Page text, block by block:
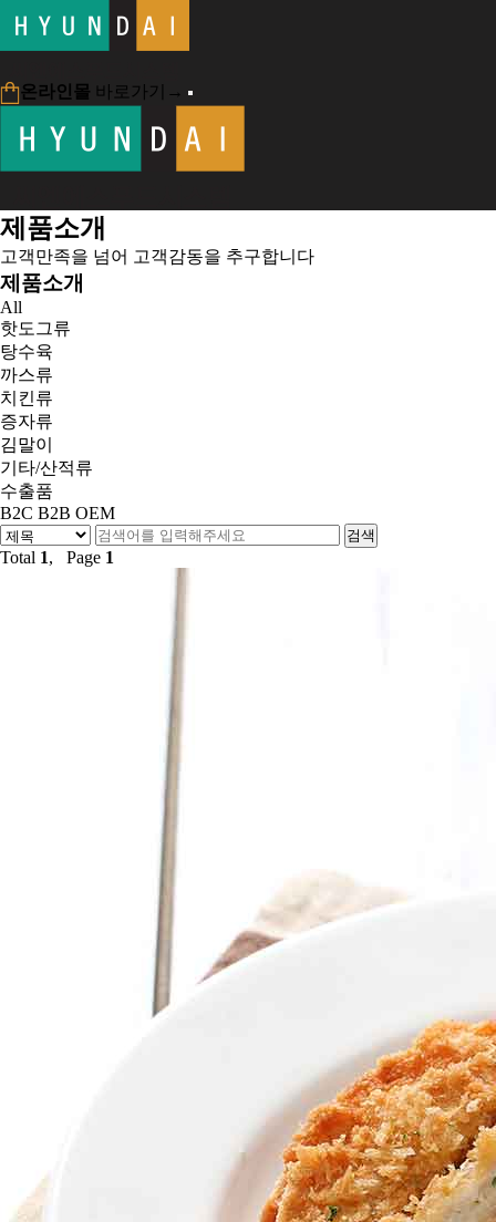
온라인몰 바로가기 →
제품소개
고객만족을 넘어 고객감동을 추구합니다
제품소개
All
핫도그류
탕수육
까스류
치킨류
증자류
김말이
기타/산적류
수출품
B2C B2B OEM
Total 1, Page 1